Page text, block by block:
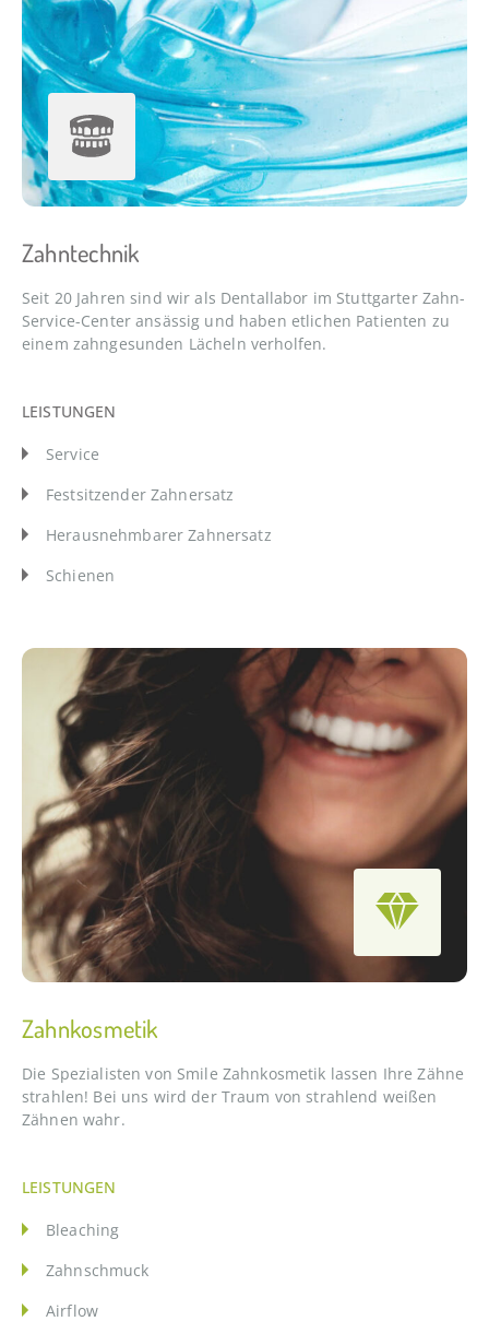
Zahntechnik
Seit 20 Jahren sind wir als Dentallabor im Stuttgarter Zahn-
Service-Center ansässig und haben etlichen Patienten zu
einem zahngesunden Lächeln verholfen.
LEISTUNGEN
Service
Festsitzender Zahnersatz
Herausnehmbarer Zahnersatz
Schienen
Zahnkosmetik
Die Spezialisten von Smile Zahnkosmetik lassen Ihre Zähne
strahlen! Bei uns wird der Traum von strahlend weißen
Zähnen wahr.
LEISTUNGEN
Bleaching
Zahnschmuck
Airflow